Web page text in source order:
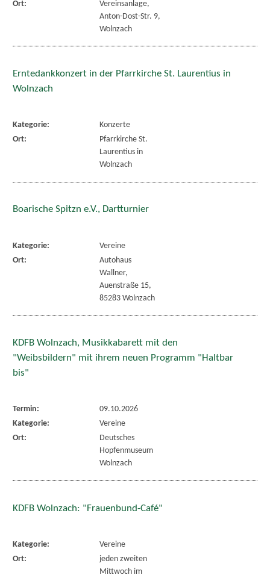
Ort:
Vereinsanlage,
Anton-Dost-Str. 9,
Wolnzach
Erntedankkonzert in der Pfarrkirche St. Laurentius in
Wolnzach
Kategorie:
Konzerte
Ort:
Pfarrkirche St.
Laurentius in
Wolnzach
Boarische Spitzn e.V., Dartturnier
Kategorie:
Vereine
Ort:
Autohaus
Wallner,
Auenstraße 15,
85283 Wolnzach
KDFB Wolnzach, Musikkabarett mit den
"Weibsbildern" mit ihrem neuen Programm "Haltbar
bis"
Termin:
09.10.2026
Kategorie:
Vereine
Ort:
Deutsches
Hopfenmuseum
Wolnzach
KDFB Wolnzach: "Frauenbund-Café"
Kategorie:
Vereine
Ort:
jeden zweiten
Mittwoch im